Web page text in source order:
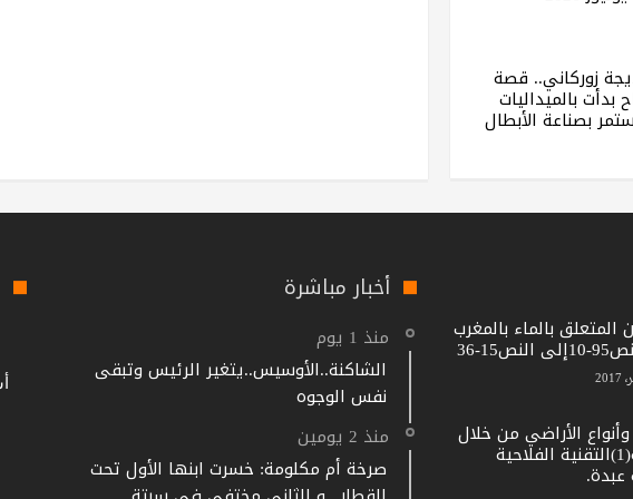
زوركاني.. قصة
بدأت بالميداليات
بصناعة الأبطال
المتعلق بالماء بالمغرب
36
وأنواع الأراضي من خلال
اللّغيّة(1)التقنية الفلاحية
عبدة.
أخبار مباشرة
منذ 1 يوم
الشاكنة..الأوسيس..يتغير الرئيس وتبقى
نفس الوجوه
منذ 2 يومين
صرخة أم مكلومة: خسرت ابنها الأول تحت